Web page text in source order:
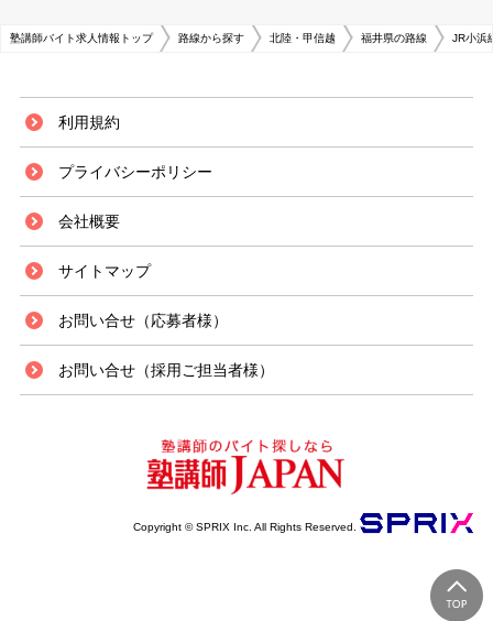
塾講師バイト求人情報トップ 路線から探す 北陸・甲信越 福井県の路線 JR小浜
利用規約
プライバシーポリシー
会社概要
サイトマップ
お問い合せ（応募者様）
お問い合せ（採用ご担当者様）
Copyright © SPRIX Inc. All Rights Reserved.